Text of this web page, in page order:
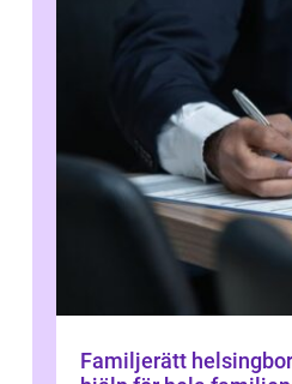
Familjerätt helsingborg trygg